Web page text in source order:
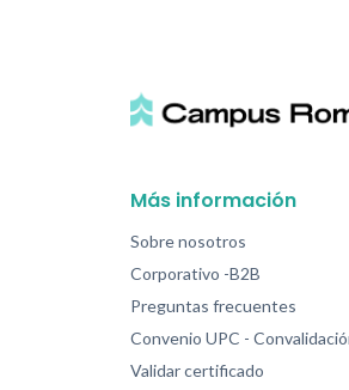
Más información
Sobre nosotros
Corporativo -B2B
Preguntas frecuentes
Convenio UPC -
Validar certificado